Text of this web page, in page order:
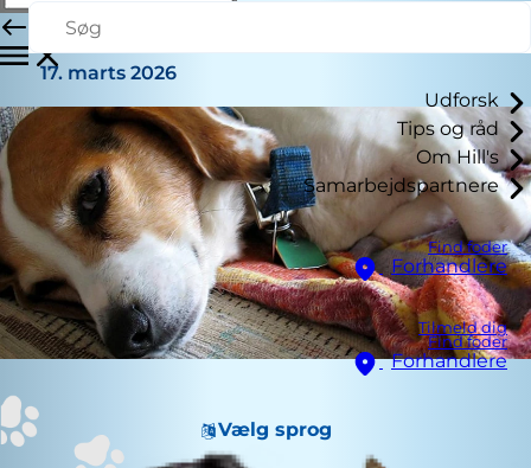
Udforsk
Tips og råd
Om Hill's
Samarbejdspartnere
Find foder
Forhandlere
Tilmeld dig
Find foder
Forhandlere
Vælg sprog
17. marts 2026